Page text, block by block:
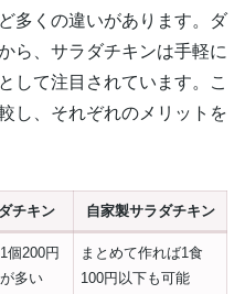
多くの違いがあります。ダ
ら、サラダチキンは手軽に
して注目されています。こ
し、それぞれのメリットを
チキン 自家製サラダチキン
個200円
多い
まとめて作れば1食
100円以下も可能